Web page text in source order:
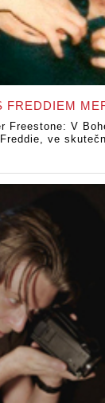
FREDDIEM
Freestone: V
ve